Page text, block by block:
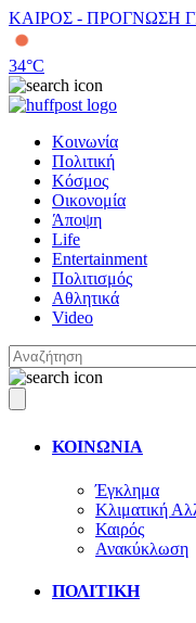
ΚΑΙΡΟΣ - ΠΡΟΓΝΩΣΗ
34°C
Κοινωνία
Πολιτική
Κόσμος
Οικονομία
Άποψη
Life
Entertainment
Πολιτισμός
Αθλητικά
Video
ΚΟΙΝΩΝΙΑ
Έγκλημα
Κλιματική
Καιρός
Ανακύκλωση
ΠΟΛΙΤΙΚΗ